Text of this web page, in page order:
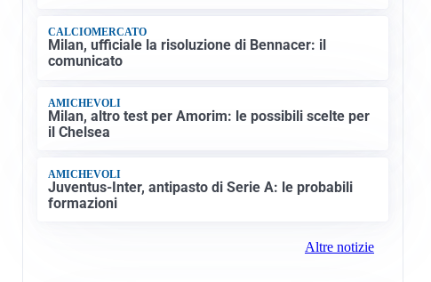
CALCIOMERCATO
Milan, ufficiale la risoluzione di Bennacer: il
comunicato
AMICHEVOLI
Milan, altro test per Amorim: le possibili scelte per
il Chelsea
AMICHEVOLI
Juventus-Inter, antipasto di Serie A: le probabili
formazioni
Altre notizie